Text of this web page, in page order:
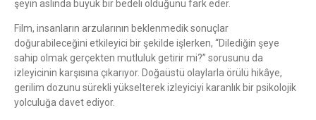
şeyin aslında büyük bir bedeli olduğunu fark eder.
Film, insanların arzularının beklenmedik sonuçlar
doğurabileceğini etkileyici bir şekilde işlerken, “Dilediğin şeye
sahip olmak gerçekten mutluluk getirir mi?” sorusunu da
izleyicinin karşısına çıkarıyor. Doğaüstü olaylarla örülü hikâye,
gerilim dozunu sürekli yükselterek izleyiciyi karanlık bir psikolojik
yolculuğa davet ediyor.